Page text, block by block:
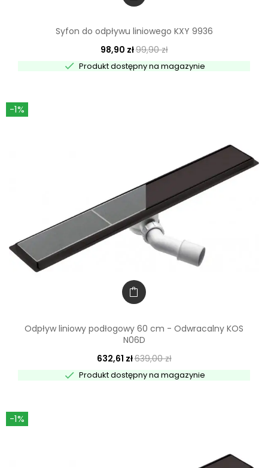
Syfon do odpływu liniowego KXY 9936
98,90 zł99,90 zł
 Produkt dostępny na magazynie
-1%
Odpływ liniowy podłogowy 60 cm - Odwracalny KOS
N06D
632,61 zł639,00 zł
 Produkt dostępny na magazynie
-1%